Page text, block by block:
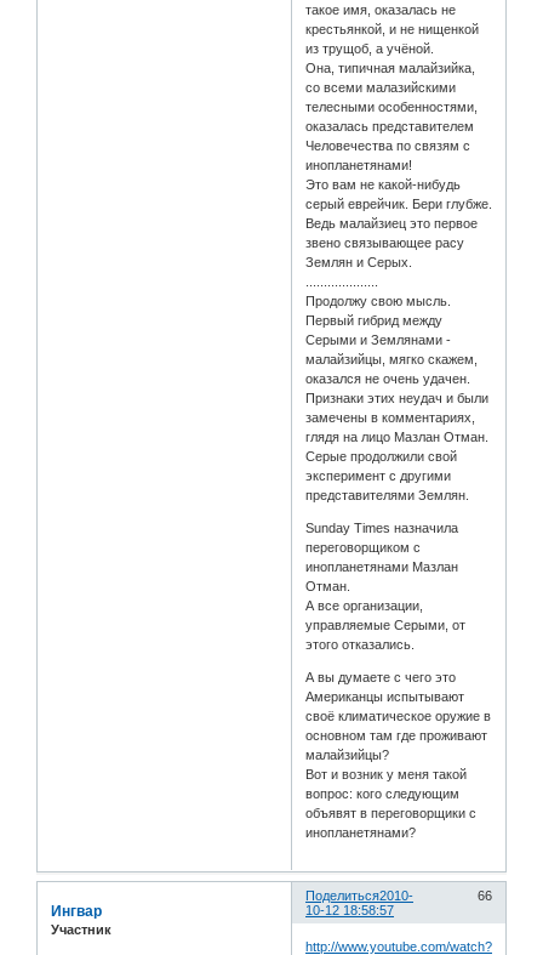
такое имя, оказалась не
крестьянкой, и не нищенкой
из трущоб, а учёной.
Она, типичная малайзийка,
со всеми малазийскими
телесными особенностями,
оказалась представителем
Человечества по связям с
инопланетянами!
Это вам не какой-нибудь
серый еврейчик. Бери глубже.
Ведь малайзиец это первое
звено связывающее расу
Землян и Серых.
....................
Продолжу свою мысль.
Первый гибрид между
Серыми и Землянами -
малайзийцы, мягко скажем,
оказался не очень удачен.
Признаки этих неудач и были
замечены в комментариях,
глядя на лицо Мазлан Отман.
Серые продолжили свой
эксперимент с другими
представителями Землян.
Sunday Times назначила
переговорщиком с
инопланетянами Мазлан
Отман.
А все организации,
управляемые Серыми, от
этого отказались.
А вы думаете с чего это
Американцы испытывают
своё климатическое оружие в
основном там где проживают
малайзийцы?
Вот и возник у меня такой
вопрос: кого следующим
объявят в переговорщики с
инопланетянами?
Поделиться 66
2010-
10-12 18:58:57
Ингвар
Участник
http://www.youtube.com/watch?